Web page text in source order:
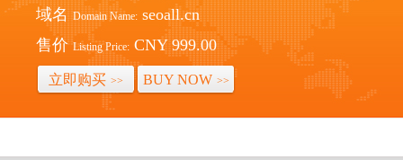
域名 Domain Name: seoall.cn
售价 Listing Price: CNY 999.00
立即购买 >> BUY NOW >>